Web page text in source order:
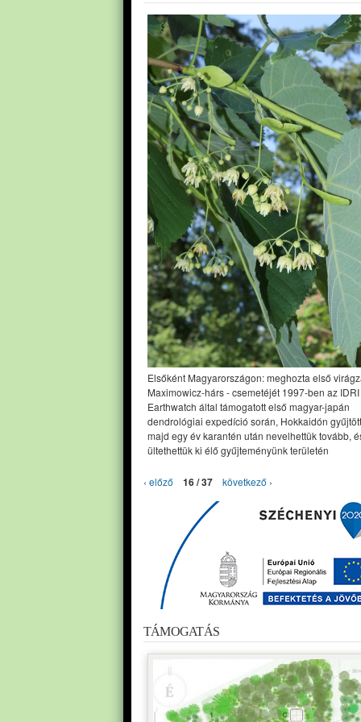
Elsőként Magyarországon: meghozta első
Maximowicz-hárs - csemetéjét 1997-ben az
Earthwatch által támogatott első magyar-japán
dendrológiai expedíció során, Hokkaidón
majd egy év karantén után nevelhettük tovább,
ültethettük ki élő gyűjteményünk területén
‹ előző 16 / 37 következő ›
TÁMOGATÁS